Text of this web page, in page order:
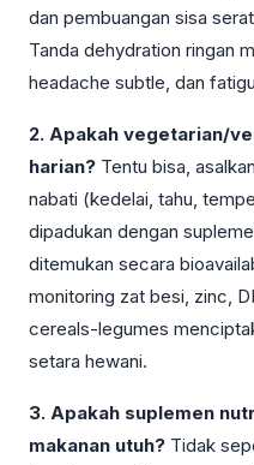
dan pembuangan sisa
Tanda dehydration ringan
headache subtle, dan
2. Apakah vegetarian/
harian? Tentu bisa,
nabati (kedelai, tahu,
dipadukan dengan
ditemukan secara
monitoring zat besi, zinc,
cereals-legumes
setara hewani.
3. Apakah suplemen
makanan utuh? Tidak